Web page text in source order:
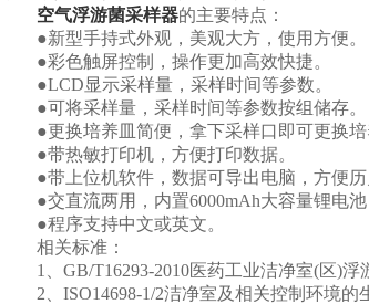
空气浮游菌采样器的主要特点：
●新型手持式外观，美观大方，使用方便。
●彩色触屏控制，操作更加高效快捷。
●LCD显示采样量，采样时间等参数。
●可将采样量，采样时间等参数按组储存。
●更换培养皿简便，拿下采样口即可更换培
●带热敏打印机，方便打印数据。
●带上位机软件，数据可导出电脑，方便历
●交直流两用，内置6000mAh大容量锂电池
●程序支持中文或英文。
相关标准：
1、GB/T16293-2010医药工业洁净室(区)浮
2、ISO14698-1/2洁净室及相关控制环境的